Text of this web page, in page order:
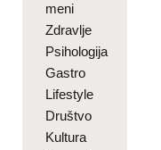
meni
Zdravlje
Psihologija
Gastro
Lifestyle
Društvo
Kultura